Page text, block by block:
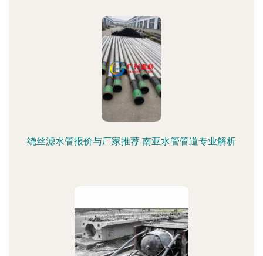
绕丝滤水管报价与厂家推荐 南亚水管管道专业解析